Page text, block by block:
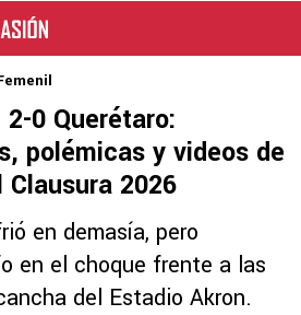
0 Querétaro:
polémicas y videos de
2026
en demasía, pero
en el choque frente a las
del Estadio Akron.